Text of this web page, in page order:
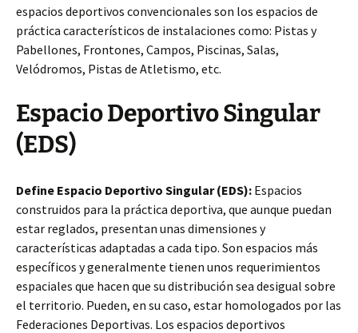
espacios deportivos convencionales son los espacios de
práctica característicos de instalaciones como: Pistas y
Pabellones, Frontones, Campos, Piscinas, Salas,
Velódromos, Pistas de Atletismo, etc.
Espacio Deportivo Singular
(EDS)
Define Espacio Deportivo Singular (EDS): Espacios
construidos para la práctica deportiva, que aunque puedan
estar reglados, presentan unas dimensiones y
características adaptadas a cada tipo. Son espacios más
específicos y generalmente tienen unos requerimientos
espaciales que hacen que su distribución sea desigual sobre
el territorio. Pueden, en su caso, estar homologados por las
Federaciones Deportivas. Los espacios deportivos